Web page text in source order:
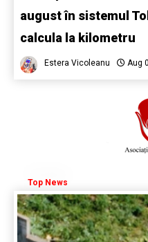
august în sistemul
calcula la kilometru
Estera Vicoleanu Aug
Top News